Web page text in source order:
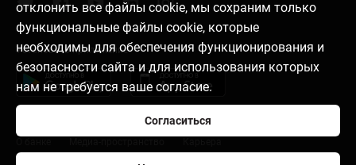
отклонить все файлы cookie, мы сохраним только
функциональные файлы cookie, которые
необходимы для обеспечения функционирования и
безопасности сайта и для использования которых
нам не требуется ваше согласие.
Согласиться
Установить приложение